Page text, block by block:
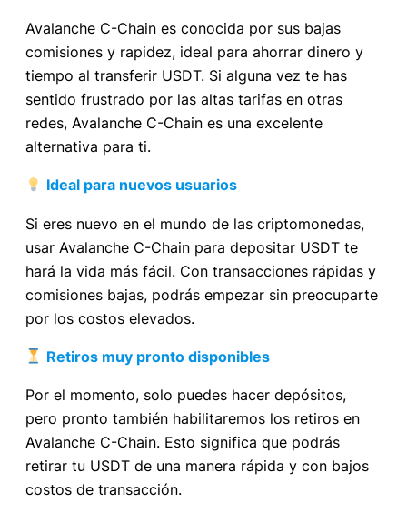
Avalanche C-Chain es conocida por sus bajas
comisiones y rapidez, ideal para ahorrar dinero y
tiempo al transferir USDT. Si alguna vez te has
sentido frustrado por las altas tarifas en otras
redes, Avalanche C-Chain es una excelente
alternativa para ti.
Ideal para nuevos usuarios
Si eres nuevo en el mundo de las criptomonedas,
usar Avalanche C-Chain para depositar USDT te
hará la vida más fácil. Con transacciones rápidas y
comisiones bajas, podrás empezar sin preocuparte
por los costos elevados.
Retiros muy pronto disponibles
Por el momento, solo puedes hacer depósitos,
pero pronto también habilitaremos los retiros en
Avalanche C-Chain. Esto significa que podrás
retirar tu USDT de una manera rápida y con bajos
costos de transacción.